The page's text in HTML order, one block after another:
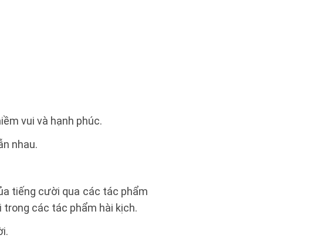
vui và hạnh phúc.
nhau.
tiếng cười qua các tác phẩm
các tác phẩm hài kịch.